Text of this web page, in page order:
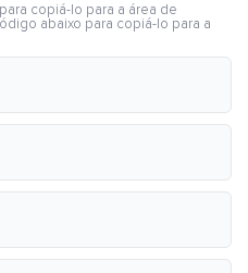
copiá-lo para a área de
abaixo para copiá-lo para a